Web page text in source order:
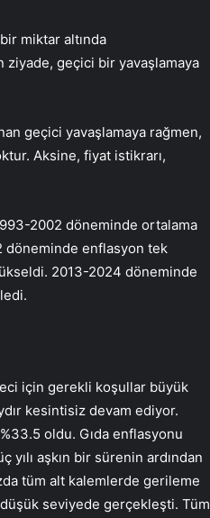
miktar altında
geçici bir yavaşlamaya
geçici yavaşlamaya rağmen,
Aksine, fiyat istikrarı,
2002 döneminde ortalama
döneminde enflasyon tek
2013-2024 döneminde
için gerekli koşullar büyük
kesintisiz devam ediyor.
oldu. Gıda enflasyonu
yılı aşkın bir sürenin ardından
tüm alt kalemlerde gerileme
düşük seviyede gerçekleşti. Tüm